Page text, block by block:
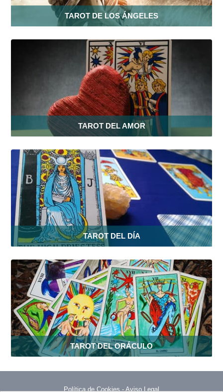
TAROT DE LOS ÁNGELES
TAROT DEL AMOR
TAROT DEL DÍA
TAROT DEL ORÁCULO
Política de Cookies-Aviso Legal